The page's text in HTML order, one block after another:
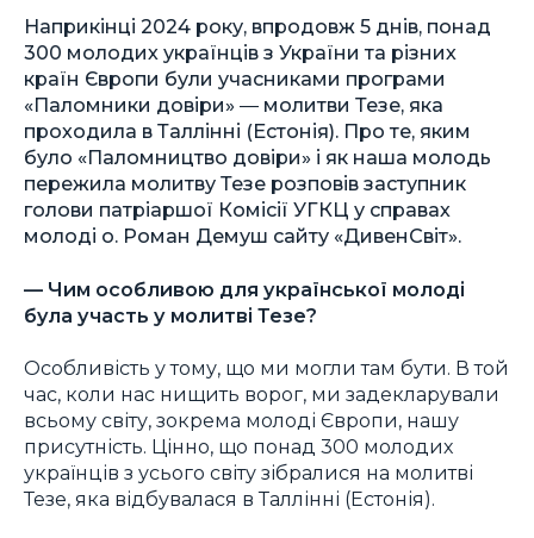
Наприкінці 2024 року, впродовж 5 днів, понад
300 молодих українців з України та різних
країн Європи були учасниками програми
«Паломники довіри» ― молитви Тезе, яка
проходила в Таллінні (Естонія). Про те, яким
було «Паломництво довіри» і як наша молодь
пережила молитву Тезе розповів заступник
голови патріаршої Комісії УГКЦ у справах
молоді о. Роман Демуш сайту «ДивенСвіт».
— Чим особливою для української молоді
була участь у молитві Тезе?
Особливість у тому, що ми могли там бути. В той
час, коли нас нищить ворог, ми задекларували
всьому світу, зокрема молоді Європи, нашу
присутність. Цінно, що понад 300 молодих
українців з усього світу зібралися на молитві
Тезе, яка відбувалася в Таллінні (Естонія).